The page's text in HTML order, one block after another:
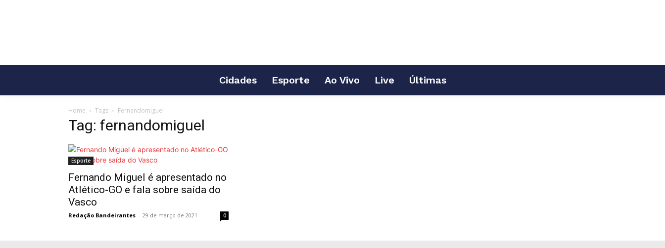
Cidades Esporte Ao Vivo Live Últimas
Home Tags Fernandomiguel
Tag: fernandomiguel
Esporte
Fernando Miguel é apresentado no
Atlético-GO e fala sobre saída do
Vasco
Redação Bandeirantes - 29 de março de 2021 0